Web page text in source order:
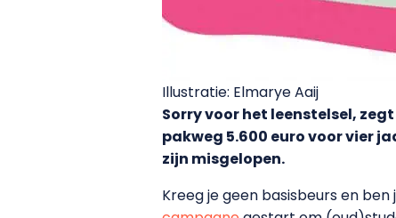
Illustratie: Elmarye Aaij
Sorry voor het leenstelsel,
pakweg 5.600 euro voor vier
zijn misgelopen.
Kreeg je geen basisbeurs en